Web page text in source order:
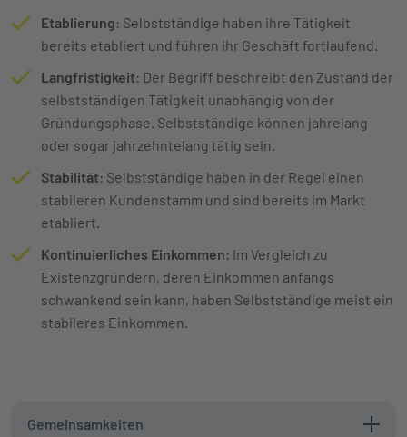
Etablierung: Selbstständige haben ihre Tätigkeit
bereits etabliert und führen ihr Geschäft fortlaufend.
Langfristigkeit: Der Begriff beschreibt den Zustand der
selbstständigen Tätigkeit unabhängig von der
Gründungsphase. Selbstständige können jahrelang
oder sogar jahrzehntelang tätig sein.
Stabilität: Selbstständige haben in der Regel einen
stabileren Kundenstamm und sind bereits im Markt
etabliert.
Kontinuierliches Einkommen: Im Vergleich zu
Existenzgründern, deren Einkommen anfangs
schwankend sein kann, haben Selbstständige meist ein
stabileres Einkommen.
Gemeinsamkeiten